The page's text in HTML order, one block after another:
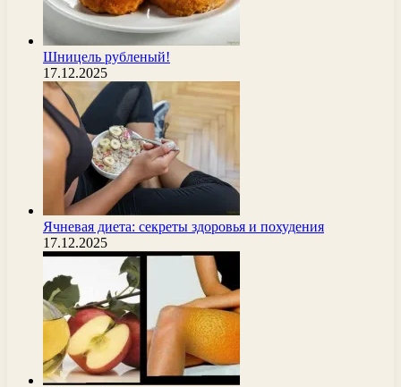
Шницель рубленый!
17.12.2025
Ячневая диета: секреты здоровья и похудения
17.12.2025